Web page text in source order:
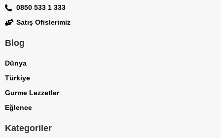
0850 533 1 333
Satış Ofislerimiz
Blog
Dünya
Türkiye
Gurme Lezzetler
Eğlence
Kategoriler